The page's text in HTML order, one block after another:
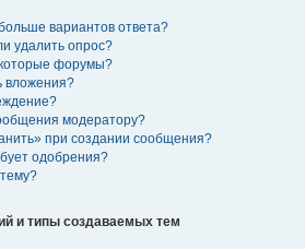
вариантов ответа?
удалить опрос?
форумы?
вложения?
модератору?
при создании сообщения?
одобрения?
и типы создаваемых тем